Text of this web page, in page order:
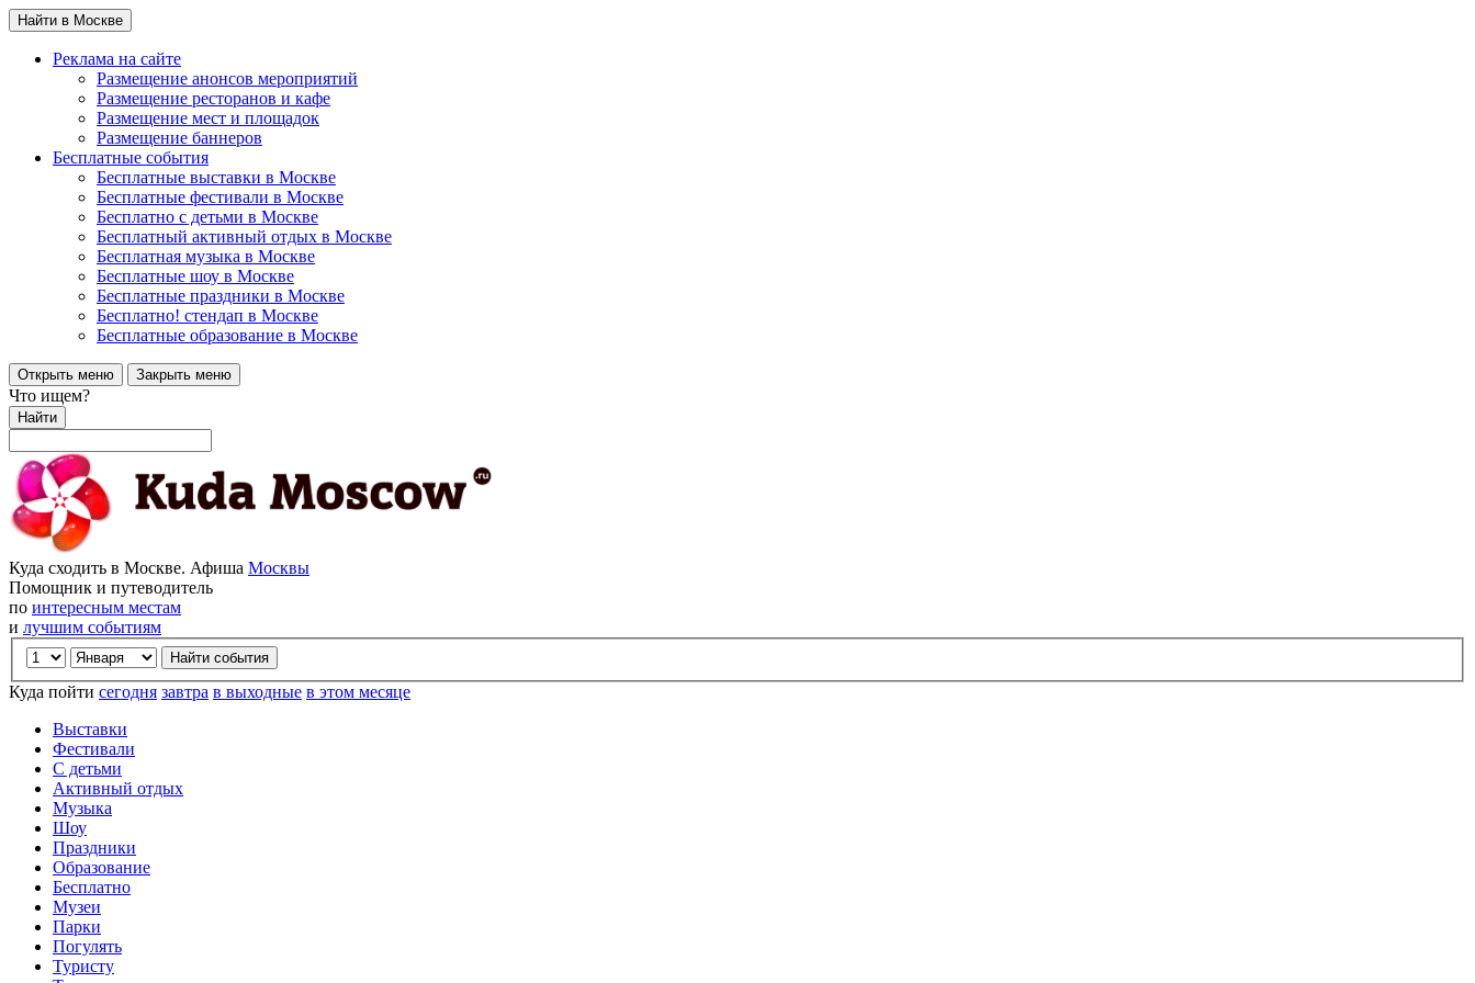
Найти в Москве
Реклама на сайте
Размещение анонсов мероприятий
Размещение ресторанов и кафе
Размещение мест и площадок
Размещение баннеров
Бесплатные события
Бесплатные выставки в Москве
Бесплатные фестивали в Москве
Бесплатно с детьми в Москве
Бесплатный активный отдых в Москве
Бесплатная музыка в Москве
Бесплатные шоу в Москве
Бесплатные праздники в Москве
Бесплатно! стендап в Москве
Бесплатные образование в Москве
Открыть меню Закрыть меню
Что ищем?
Найти
Куда сходить в Москве. Афиша Москвы
Помощник и путеводитель
по интересным местам
и лучшим событиям
Куда пойти сегодня завтра в выходные в этом месяце
Выставки
Фестивали
С детьми
Активный отдых
Музыка
Шоу
Праздники
Образование
Бесплатно
Музеи
Парки
Погулять
Туристу